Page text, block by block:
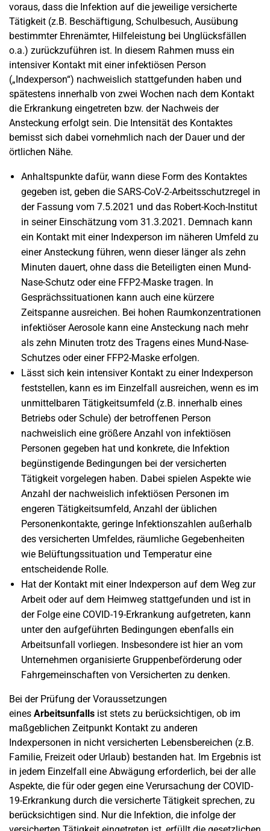
voraus, dass die Infektion auf die jeweilige versicherte
Tätigkeit (z.B. Beschäftigung, Schulbesuch, Ausübung
bestimmter Ehrenämter, Hilfeleistung bei Unglücksfällen
o.a.) zurückzuführen ist. In diesem Rahmen muss ein
intensiver Kontakt mit einer infektiösen Person
(„Indexperson“) nachweislich stattgefunden haben und
spätestens innerhalb von zwei Wochen nach dem Kontakt
die Erkrankung eingetreten bzw. der Nachweis der
Ansteckung erfolgt sein. Die Intensität des Kontaktes
bemisst sich dabei vornehmlich nach der Dauer und der
örtlichen Nähe.
Anhaltspunkte dafür, wann diese Form des Kontaktes
gegeben ist, geben die SARS-CoV-2-Arbeitsschutzregel in
der Fassung vom 7.5.2021 und das Robert-Koch-Institut
in seiner Einschätzung vom 31.3.2021. Demnach kann
ein Kontakt mit einer Indexperson im näheren Umfeld zu
einer Ansteckung führen, wenn dieser länger als zehn
Minuten dauert, ohne dass die Beteiligten einen Mund-
Nase-Schutz oder eine FFP2-Maske tragen. In
Gesprächssituationen kann auch eine kürzere
Zeitspanne ausreichen. Bei hohen Raumkonzentrationen
infektiöser Aerosole kann eine Ansteckung nach mehr
als zehn Minuten trotz des Tragens eines Mund-Nase-
Schutzes oder einer FFP2-Maske erfolgen.
Lässt sich kein intensiver Kontakt zu einer Indexperson
feststellen, kann es im Einzelfall ausreichen, wenn es im
unmittelbaren Tätigkeitsumfeld (z.B. innerhalb eines
Betriebs oder Schule) der betroffenen Person
nachweislich eine größere Anzahl von infektiösen
Personen gegeben hat und konkrete, die Infektion
begünstigende Bedingungen bei der versicherten
Tätigkeit vorgelegen haben. Dabei spielen Aspekte wie
Anzahl der nachweislich infektiösen Personen im
engeren Tätigkeitsumfeld, Anzahl der üblichen
Personenkontakte, geringe Infektionszahlen außerhalb
des versicherten Umfeldes, räumliche Gegebenheiten
wie Belüftungssituation und Temperatur eine
entscheidende Rolle.
Hat der Kontakt mit einer Indexperson auf dem Weg zur
Arbeit oder auf dem Heimweg stattgefunden und ist in
der Folge eine COVID-19-Erkrankung aufgetreten, kann
unter den aufgeführten Bedingungen ebenfalls ein
Arbeitsunfall vorliegen. Insbesondere ist hier an vom
Unternehmen organisierte Gruppenbeförderung oder
Fahrgemeinschaften von Versicherten zu denken.
Bei der Prüfung der Voraussetzungen
eines Arbeitsunfalls ist stets zu berücksichtigen, ob im
maßgeblichen Zeitpunkt Kontakt zu anderen
Indexpersonen in nicht versicherten Lebensbereichen (z.B.
Familie, Freizeit oder Urlaub) bestanden hat. Im Ergebnis ist
in jedem Einzelfall eine Abwägung erforderlich, bei der alle
Aspekte, die für oder gegen eine Verursachung der COVID-
19-Erkrankung durch die versicherte Tätigkeit sprechen, zu
berücksichtigen sind. Nur die Infektion, die infolge der